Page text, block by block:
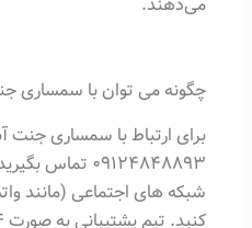
چگونه می توان با سمساری
برای ارتباط با سمساری جنت
۰۹۱۲۴۸۴۸۸۹۳
شبکه های اجتماعی (مانند